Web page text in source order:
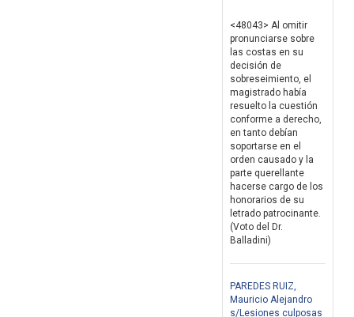
<48043> Al omitir
pronunciarse sobre
las costas en su
decisión de
sobreseimiento, el
magistrado había
resuelto la cuestión
conforme a derecho,
en tanto debían
soportarse en el
orden causado y la
parte querellante
hacerse cargo de los
honorarios de su
letrado patrocinante.
(Voto del Dr.
Balladini)
PAREDES RUIZ,
Mauricio Alejandro
s/Lesiones culposas